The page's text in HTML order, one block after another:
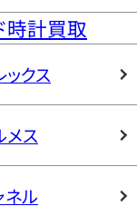
時計買取
ックス
メス
ネル